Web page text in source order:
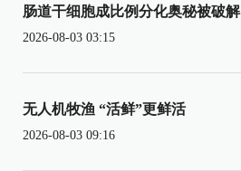
肠道干细胞成比例分化奥秘被破解
2026-08-03 03:15
无人机牧渔 “活鲜”更鲜活
2026-08-03 09:16